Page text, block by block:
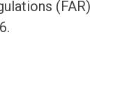
(FAR)